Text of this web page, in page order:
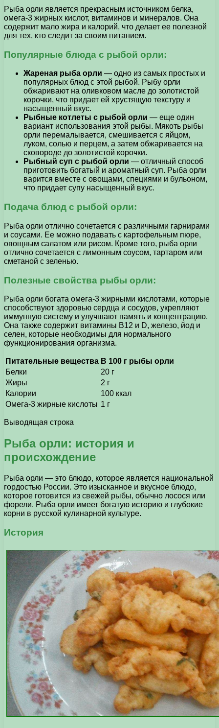
Рыба орли является прекрасным источником белка,
омега-3 жирных кислот, витаминов и минералов. Она
содержит мало жира и калорий, что делает ее полезной
для тех, кто следит за своим питанием.
Популярные блюда с рыбой орли:
Жареная рыба орли — одно из самых простых и
популярных блюд с этой рыбой. Рыбу орли
обжаривают на оливковом масле до золотистой
корочки, что придает ей хрустящую текстуру и
насыщенный вкус.
Рыбные котлеты с рыбой орли — еще один
вариант использования этой рыбы. Мякоть рыбы
орли перемалывается, смешивается с яйцом,
луком, солью и перцем, а затем обжаривается на
сковороде до золотистой корочки.
Рыбный суп с рыбой орли — отличный способ
приготовить богатый и ароматный суп. Рыба орли
варится вместе с овощами, специями и бульоном,
что придает супу насыщенный вкус.
Подача блюд с рыбой орли:
Рыба орли отлично сочетается с различными гарнирами
и соусами. Ее можно подавать с картофельным пюре,
овощным салатом или рисом. Кроме того, рыба орли
отлично сочетается с лимонным соусом, тартаром или
сметаной с зеленью.
Полезные свойства рыбы орли:
Рыба орли богата омега-3 жирными кислотами, которые
способствуют здоровью сердца и сосудов, укрепляют
иммунную систему и улучшают память и концентрацию.
Она также содержит витамины B12 и D, железо, йод и
селен, которые необходимы для нормального
функционирования организма.
Питательные вещества В 100 г рыбы орли
Белки
20 г
Жиры
2 г
Калории
100 ккал
Омега-3 жирные кислоты 1 г
Выводящая строка
Рыба орли: история и
происхождение
Рыба орли — это блюдо, которое является национальной
гордостью России. Это изысканное и вкусное блюдо,
которое готовится из свежей рыбы, обычно лосося или
форели. Рыба орли имеет богатую историю и глубокие
корни в русской кулинарной культуре.
История